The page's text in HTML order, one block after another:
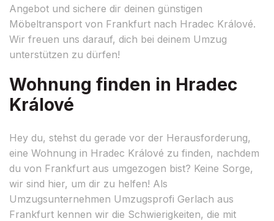
Angebot und sichere dir deinen günstigen
Möbeltransport von Frankfurt nach Hradec Králové.
Wir freuen uns darauf, dich bei deinem Umzug
unterstützen zu dürfen!
Wohnung finden in Hradec
Králové
Hey du, stehst du gerade vor der Herausforderung,
eine Wohnung in Hradec Králové zu finden, nachdem
du von Frankfurt aus umgezogen bist? Keine Sorge,
wir sind hier, um dir zu helfen! Als
Umzugsunternehmen Umzugsprofi Gerlach aus
Frankfurt kennen wir die Schwierigkeiten, die mit